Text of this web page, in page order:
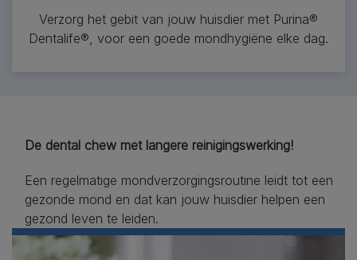
Verzorg het gebit van jouw huisdier met Purina®
Dentalife®, voor een goede mondhygiëne elke dag.​
De dental chew met langere reinigingswerking!​
Een regelmatige mondverzorgingsroutine leidt tot een
gezonde mond en dat kan jouw huisdier helpen een
gezond leven te leiden.​